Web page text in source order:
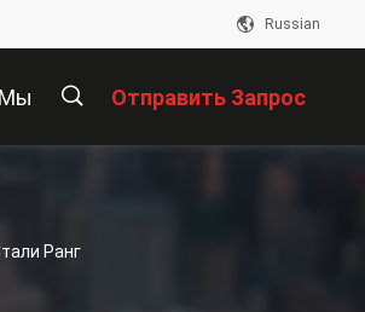
Russian
Отправить Запрос
Ранг